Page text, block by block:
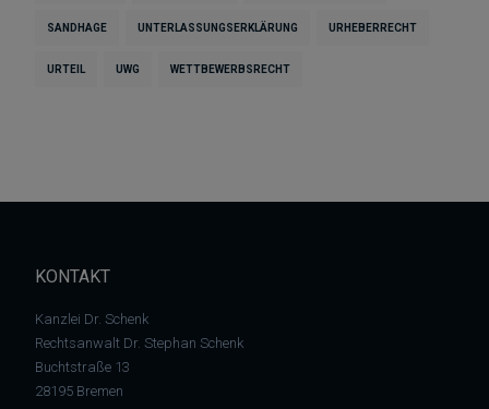
SANDHAGE UNTERLASSUNGSERKLÄRUNG URHEBERRECHT
URTEIL UWG WETTBEWERBSRECHT
KONTAKT
Kanzlei Dr. Schenk
Rechtsanwalt Dr. Stephan Schenk
Buchtstraße 13
28195 Bremen